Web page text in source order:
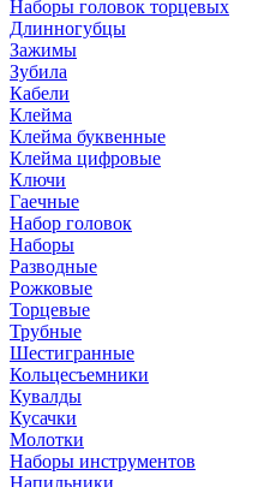
Наборы головок торцевых
Длинногубцы
Зажимы
Зубила
Кабели
Клейма
Клейма буквенные
Клейма цифровые
Ключи
Гаечные
Набор головок
Наборы
Разводные
Рожковые
Торцевые
Трубные
Шестигранные
Кольцесъемники
Кувалды
Кусачки
Молотки
Наборы инструментов
Напильники